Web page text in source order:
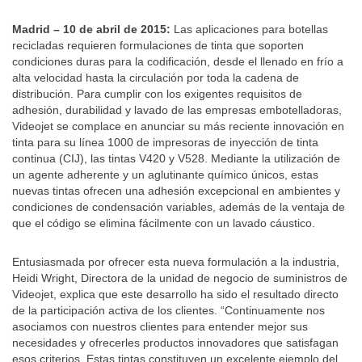
Madrid – 10 de abril de 2015: Las aplicaciones para botellas
recicladas requieren formulaciones de tinta que soporten
condiciones duras para la codificación, desde el llenado en frío a
alta velocidad hasta la circulación por toda la cadena de
distribución. Para cumplir con los exigentes requisitos de
adhesión, durabilidad y lavado de las empresas embotelladoras,
Videojet se complace en anunciar su más reciente innovación en
tinta para su línea 1000 de impresoras de inyección de tinta
continua (CIJ), las tintas V420 y V528. Mediante la utilización de
un agente adherente y un aglutinante químico únicos, estas
nuevas tintas ofrecen una adhesión excepcional en ambientes y
condiciones de condensación variables, además de la ventaja de
que el código se elimina fácilmente con un lavado cáustico.
Entusiasmada por ofrecer esta nueva formulación a la industria,
Heidi Wright, Directora de la unidad de negocio de suministros de
Videojet, explica que este desarrollo ha sido el resultado directo
de la participación activa de los clientes. “Continuamente nos
asociamos con nuestros clientes para entender mejor sus
necesidades y ofrecerles productos innovadores que satisfagan
esos criterios. Estas tintas constituyen un excelente ejemplo del